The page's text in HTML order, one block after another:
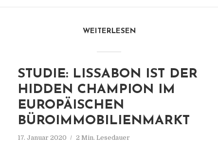
WEITERLESEN
STUDIE: LISSABON IST DER
HIDDEN CHAMPION IM
EUROPÄISCHEN
BÜROIMMOBILIENMARKT
17. Januar 2020 2 Min. Lesedauer